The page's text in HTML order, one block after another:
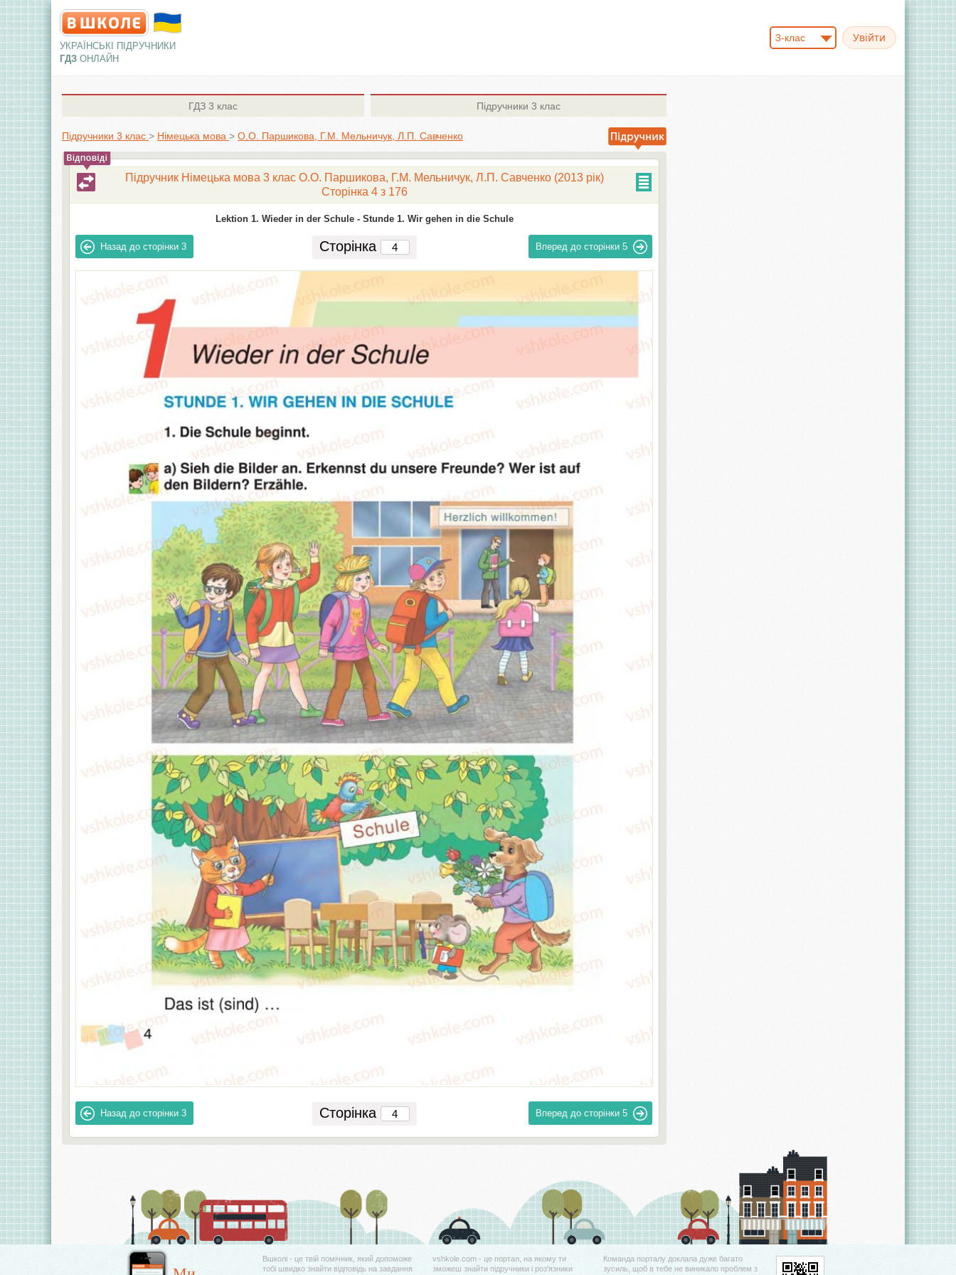
УКРАЇНСЬКІ ПІДРУЧНИКИ
ГДЗ ОНЛАЙН
3-клас
ГДЗ 3 клас Підручники 3 клас
Підручники 3 клас > Німецька мова > О.О. Паршикова, Г.М. Мельничук, Л.П. Савченко
Підручник Німецька мова 3 клас О.О. Паршикова, Г.М. Мельничук, Л.П. Савченко (2013 рік)
Сторінка 4 з 176
Lektion 1. Wieder in der Schule - Stunde 1. Wir gehen in die Schule
Назад до сторінки 3 Сторінка Вперед до сторінки 5
Назад до сторінки 3 Сторінка Вперед до сторінки 5
Вшколі - це твій помічник, який допоможе
тобі швидко знайти відповідь на завдання
vshkole.com - це портал, на якому ти
зможеш знайти підручники і роз'язники
Команда порталу доклала дуже багато
зусиль, щоб в тебе не виникало проблем з